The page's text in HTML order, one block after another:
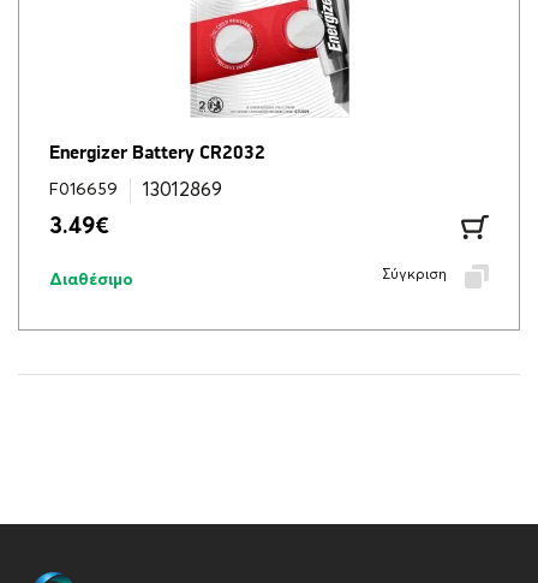
Energizer Battery CR2032
F016659 13012869
3.49€
Διαθέσιμο Σύγκριση